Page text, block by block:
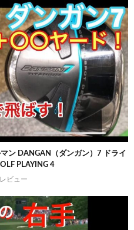
ン DANGAN（ダンガン）7 ドライ
PLAYING 4
ビュー